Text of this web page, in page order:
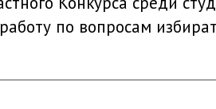
по вопросам